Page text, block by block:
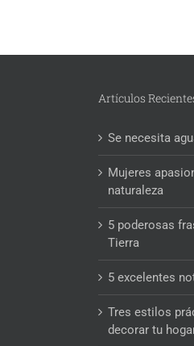
Artículos
Se necesita
Mujeres
naturaleza
5 poderosas
Tierra
5 excelentes
Tres estilos
decorar tu